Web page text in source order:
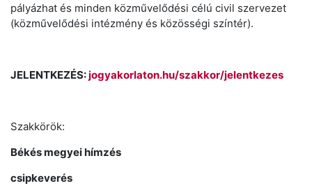
pályázhat és minden közművelődési célú civil szervezet
(közművelődési intézmény és közösségi színtér).
JELENTKEZÉS:jogyakorlaton.hu/szakkor/jelentkezes
Szakkörök:
Békés megyei hímzés
csipkeverés